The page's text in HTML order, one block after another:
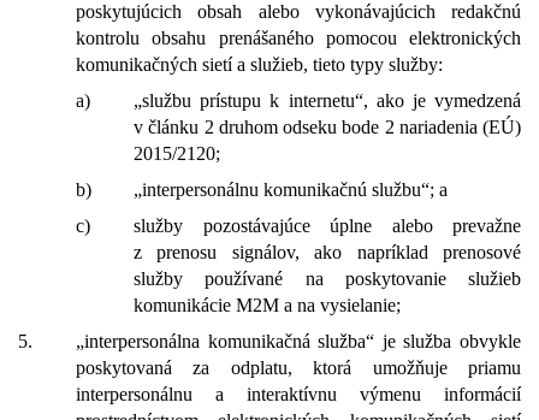
poskytujúcich obsah alebo vykonávajúcich redakčnú
kontrolu obsahu prenášaného pomocou elektronických
komunikačných sietí a služieb, tieto typy služby:
a)
„službu prístupu k internetu“, ako je vymedzená
v článku 2 druhom odseku bode 2 nariadenia (EÚ)
2015/2120;
b)
„interpersonálnu komunikačnú službu“; a
c)
služby pozostávajúce úplne alebo prevažne
z prenosu signálov, ako napríklad prenosové
služby používané na poskytovanie služieb
komunikácie M2M a na vysielanie;
5.
„interpersonálna komunikačná služba“ je služba obvykle
poskytovaná za odplatu, ktorá umožňuje priamu
interpersonálnu a interaktívnu výmenu informácií